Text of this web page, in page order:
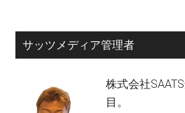
サッツメディア管理者
株式会社
目。